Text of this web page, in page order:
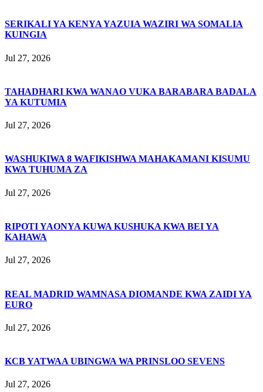
SERIKALI YA KENYA YAZUIA WAZIRI WA SOMALIA
KUINGIA
Jul 27, 2026
TAHADHARI KWA WANAO VUKA BARABARA BADALA
YA KUTUMIA
Jul 27, 2026
WASHUKIWA 8 WAFIKISHWA MAHAKAMANI KISUMU
KWA TUHUMA ZA
Jul 27, 2026
RIPOTI YAONYA KUWA KUSHUKA KWA BEI YA
KAHAWA
Jul 27, 2026
REAL MADRID WAMNASA DIOMANDE KWA ZAIDI YA
EURO
Jul 27, 2026
KCB YATWAA UBINGWA WA PRINSLOO SEVENS
Jul 27, 2026